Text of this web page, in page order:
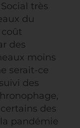
très
du
coût
des
moins
serait-ce
des
des
pandémie